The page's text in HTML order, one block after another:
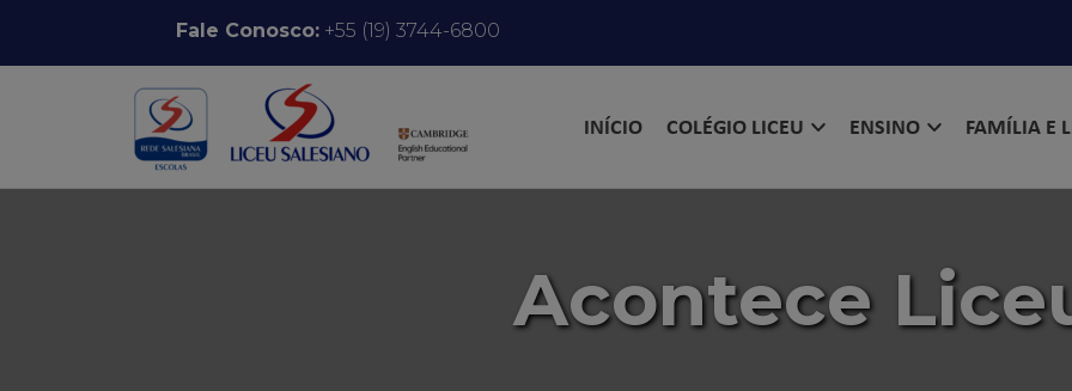
Pular para o conteúdoFale Conosco:+55 (19) 3744-6800
INÍCIO COLÉGIO LICEU ENSINO FAMÍLIA E
Acontece